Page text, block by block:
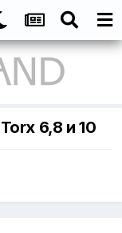
6,8 и 10